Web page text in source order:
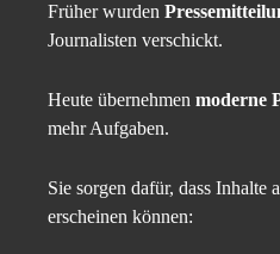
Früher wurden
Journalisten verschickt.
Heute übernehmen moderne
mehr Aufgaben.
Sie sorgen dafür, dass Inhalte
erscheinen können: